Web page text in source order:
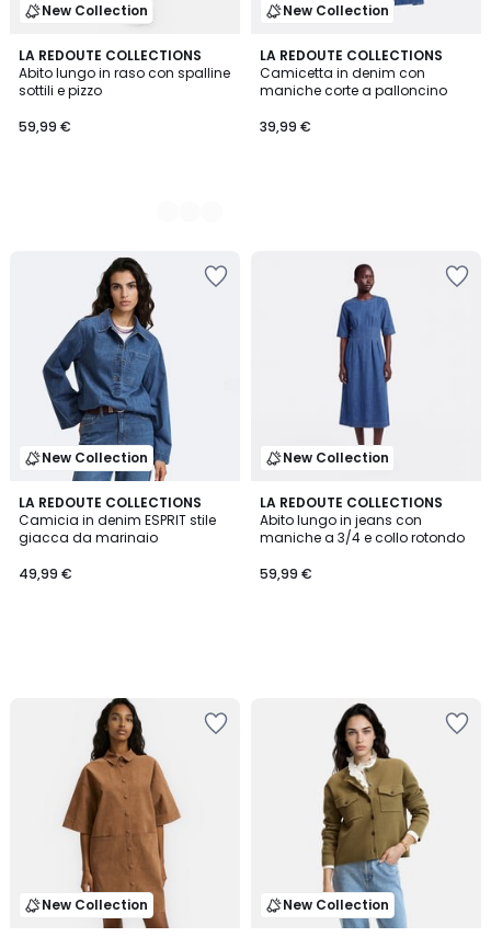
New Collection
LA REDOUTE COLLECTIONS
Abito lungo in raso con spalline
sottili e pizzo
59,99 €
2
Colori
New Collection
LA REDOUTE COLLECTIONS
Camicetta in denim con
maniche corte a palloncino
39,99 €
New Collection
LA REDOUTE COLLECTIONS
Camicia in denim ESPRIT stile
giacca da marinaio
49,99 €
New Collection
LA REDOUTE COLLECTIONS
Abito lungo in jeans con
maniche a 3/4 e collo rotondo
59,99 €
New Collection New Collection